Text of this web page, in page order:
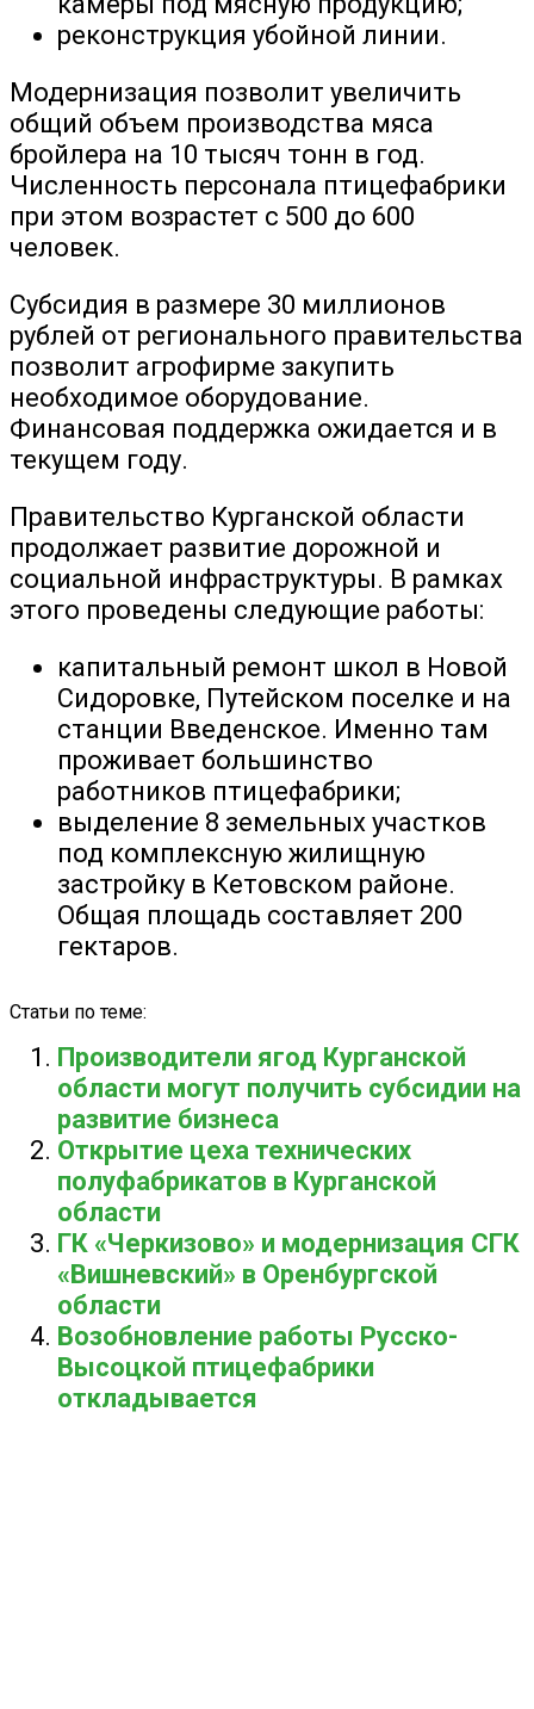
реконструкция убойной линии.
Модернизация позволит увеличить
общий объем производства мяса
бройлера на 10 тысяч тонн в год.
Численность персонала птицефабрики
при этом возрастет с 500 до 600
человек.
Субсидия в размере 30 миллионов
рублей от регионального правительства
позволит агрофирме закупить
необходимое оборудование.
Финансовая поддержка ожидается и в
текущем году.
Правительство Курганской области
продолжает развитие дорожной и
социальной инфраструктуры. В рамках
этого проведены следующие работы:
капитальный ремонт школ в Новой
Сидоровке, Путейском поселке и на
станции Введенское. Именно там
проживает большинство
работников птицефабрики;
выделение 8 земельных участков
под комплексную жилищную
застройку в Кетовском районе.
Общая площадь составляет 200
гектаров.
Статьи по теме:
Производители ягод Курганской
области могут получить субсидии на
развитие бизнеса
Открытие цеха технических
полуфабрикатов в Курганской
области
ГК «Черкизово» и модернизация СГК
«Вишневский» в Оренбургской
области
Возобновление работы Русско-
Высоцкой птицефабрики
откладывается